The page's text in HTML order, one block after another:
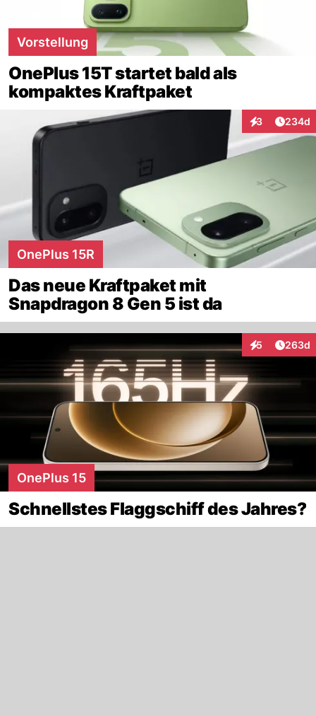
Vorstellung
OnePlus 15T startet bald als
kompaktes Kraftpaket
3
Interaktionen
234d
OnePlus 15R
Das neue Kraftpaket mit
Snapdragon 8 Gen 5 ist da
5
Interaktionen
263d
OnePlus 15
Schnellstes Flaggschiff des Jahres?